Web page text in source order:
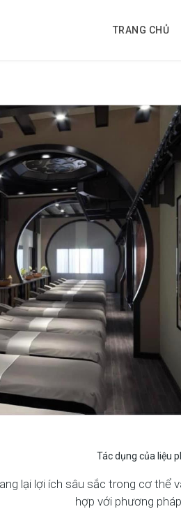
TRANG CHỦ
Tác dụng của liệu
lại lợi ích sâu sắc trong cơ
hợp với phương